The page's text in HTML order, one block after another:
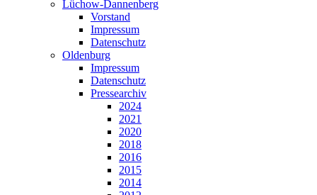
Lüchow-Dannenberg
Vorstand
Impressum
Datenschutz
Oldenburg
Impressum
Datenschutz
Pressearchiv
2024
2021
2020
2018
2016
2015
2014